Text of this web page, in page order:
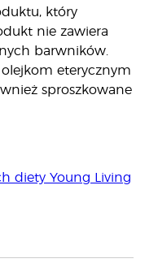
który
nie zawiera
barwników.
eterycznym
sproszkowane
diety Young Living